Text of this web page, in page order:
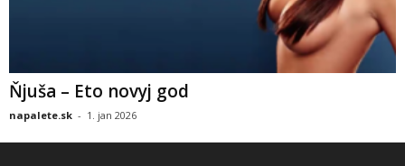
Ňjuša – Eto novyj god
napalete.sk - 1. jan 2026